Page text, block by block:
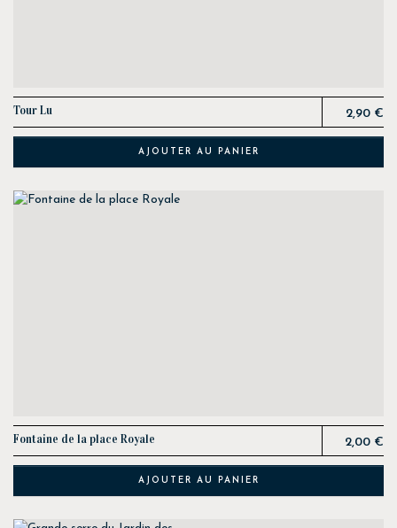
AJOUTER AU PANIER
Tour Lu Prix
2,90 €
AJOUTER AU PANIER
Fontaine de la place Royale Prix
2,00 €